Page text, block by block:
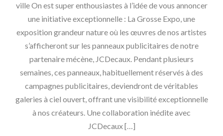
ville On est super enthousiastes à l’idée de vous annoncer
une initiative exceptionnelle : La Grosse Expo, une
exposition grandeur nature où les œuvres de nos artistes
s’afficheront sur les panneaux publicitaires de notre
partenaire mécène, JCDecaux. Pendant plusieurs
semaines, ces panneaux, habituellement réservés à des
campagnes publicitaires, deviendront de véritables
galeries à ciel ouvert, offrant une visibilité exceptionnelle
à nos créateurs. Une collaboration inédite avec
JCDecaux […]